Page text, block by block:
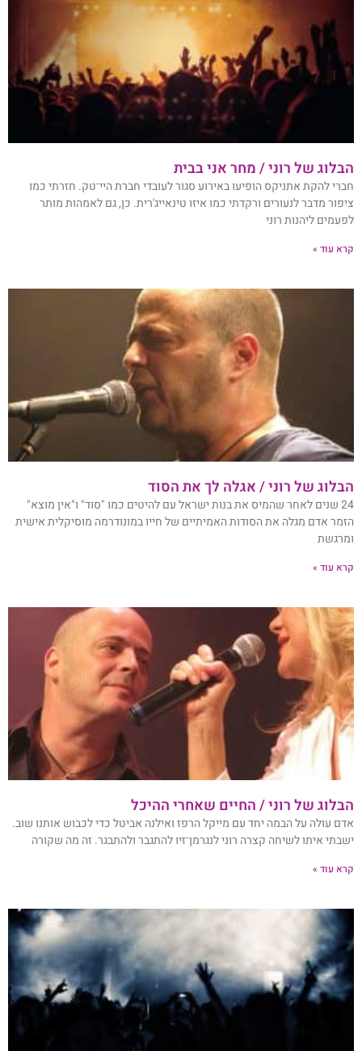
הבלוג של רוני / מחר אני בבית
חברי להקת אתניקס הופיעו באירוע סגור לעובדי חברת היי־טק. חזרתי כמו
ציפור מדבר לנעורים ורקדתי כמו איזו טינאייג'רית. כן, גם לאמהות מותר
לפעמים ליהנות רוני
קרא עוד »
הבלוג של רוני / אגלה לך את הסוד
24 שנים לאחר שהמיס את בנות ישראל עם להיטים כמו "סוד" ו"אין מוצא"
הזמר אדם מגלה את הסודות האמיתיים של חייו במונודרמה מוסיקלית אישית
ומרגשת
קרא עוד »
הבלוג של רוני / החיים שאחרי ההיכל
אדם עולה על הבמה יחד עם מייקל הרפז ואילנה אביטל כדי לכבוש אותנו שוב.
ישבתי איתו לשיחה קצרה רוני לנגרמן־זיו להתגבר ולהתבגר. זה מה שקורה
קרא עוד »